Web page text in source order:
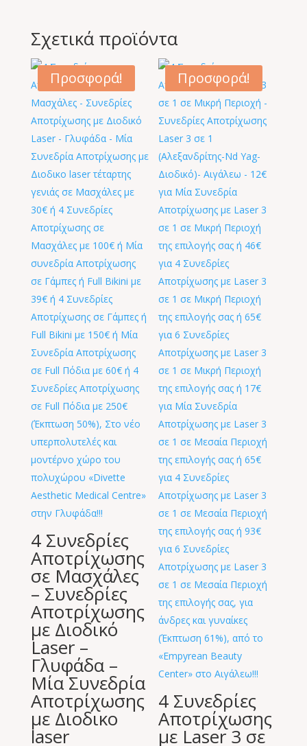
Σχετικά προϊόντα
Προσφορά!
4 Συνεδρίες
Αποτρίχωσης
σε Μασχάλες
– Συνεδρίες
Αποτρίχωσης
με Διοδικό
Laser –
Γλυφάδα –
Μία Συνεδρία
Αποτρίχωσης
με Διοδικο
laser
Προσφορά!
4 Συνεδρίες
Αποτρίχωσης
με Laser 3 σε